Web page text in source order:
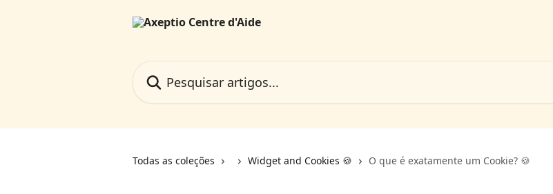
Todas as coleções Widget and Cookies 🍪 O que é exatamente um Cookie? 🍪